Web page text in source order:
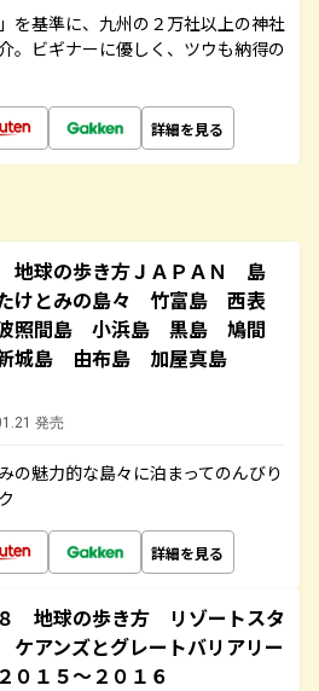
を基準に、九州の２万社以上の神社
。ビギナーに優しく、ツウも納得の
詳細を見る
地球の歩き方ＪＡＰＡＮ 島
けとみの島々 竹富島 西表
照間島 小浜島 黒島 鳩間
城島 由布島 加屋真島
発売
の魅力的な島々に泊まってのんびり
詳細を見る
地球の歩き方 リゾートスタ
アンズとグレートバリアリー
１５～２０１６